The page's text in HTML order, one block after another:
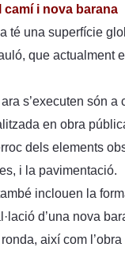
camí i nova barana
té una superfície
que actualment
s’executen són a
en obra
dels elements
i la pavimentació.
inclouen la
d’una nova
així com